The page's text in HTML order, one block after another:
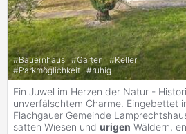
#Bauernhaus #Garten #Keller
#Parkmöglichkeit #ruhig
Ein Juwel im Herzen der Natur -
unverfälschtem Charme. Eingebettet
Flachgauer Gemeinde
satten Wiesen und urigen Wäldern,